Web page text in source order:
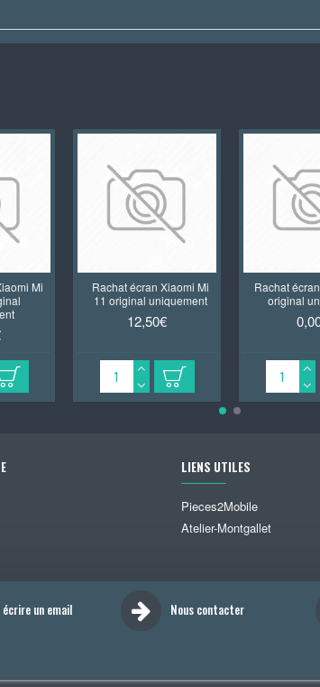
Mi
Rachat écran Xiaomi Mi
11 original uniquement
12,50€
Rachat
original
LIENS UTILES
Pieces2Mobile
Atelier-Montgallet
écrire un email Nous contacter